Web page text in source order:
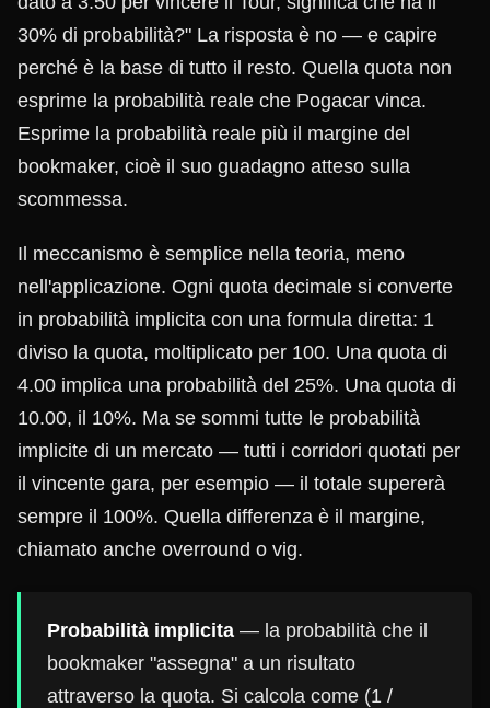
30% di probabilità?" La risposta è no — e capire
perché è la base di tutto il resto. Quella quota non
esprime la probabilità reale che Pogacar vinca.
Esprime la probabilità reale più il margine del
bookmaker, cioè il suo guadagno atteso sulla
scommessa.
Il meccanismo è semplice nella teoria, meno
nell'applicazione. Ogni quota decimale si converte
in probabilità implicita con una formula diretta: 1
diviso la quota, moltiplicato per 100. Una quota di
4.00 implica una probabilità del 25%. Una quota di
10.00, il 10%. Ma se sommi tutte le probabilità
implicite di un mercato — tutti i corridori quotati per
il vincente gara, per esempio — il totale supererà
sempre il 100%. Quella differenza è il margine,
chiamato anche overround o vig.
Probabilità implicita — la probabilità che il
bookmaker "assegna" a un risultato
attraverso la quota. Si calcola come (1 /